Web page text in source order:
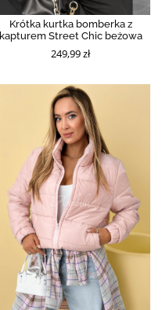
Krótka kurtka bomberka z
kapturem Street Chic beżowa
249,99 zł